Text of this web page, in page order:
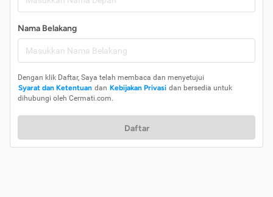
Nama Belakang
Dengan klik Daftar, Saya telah membaca dan menyetujui
Syarat dan Ketentuan dan Kebijakan Privasi dan bersedia untuk
dihubungi oleh Cermati.com.
Daftar